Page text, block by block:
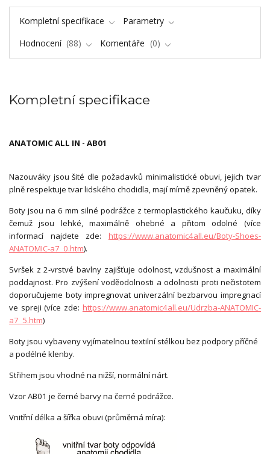
Kompletní specifikace
Parametry
Hodnocení
88 Komentáře 0
Kompletní specifikace
ANATOMIC ALL IN - AB01
Nazouváky jsou šité dle požadavků minimalistické obuvi, jejich tvar
plně respektuje tvar lidského chodidla, mají mírně zpevněný opatek.
Boty jsou na 6 mm silné podrážce z termoplastického kaučuku, díky
čemuž jsou lehké, maximálně ohebné a přitom odolné (více
informací najdete zde: https://www.anatomic4all.eu/Boty-Shoes-
ANATOMIC-a7_0.htm).
Svršek z 2-vrstvé bavlny zajišťuje odolnost, vzdušnost a maximální
poddajnost. Pro zvýšení voděodolnosti a odolnosti proti nečistotem
doporučujeme boty impregnovat univerzální bezbarvou impregnací
ve spreji (více zde: https://www.anatomic4all.eu/Udrzba-ANATOMIC-
a7_5.htm)
Boty jsou vybaveny vyjímatelnou textilní stélkou bez podpory příčné
a podélné klenby.
Střihem jsou vhodné na nižší, normální nárt.
Vzor AB01 je černé barvy na černé podrážce.
Vnitřní délka a šířka obuvi (průměrná míra):